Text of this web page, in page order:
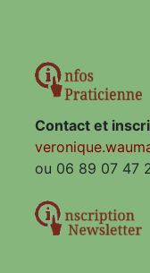
Contact et
ou 06 89 07 47